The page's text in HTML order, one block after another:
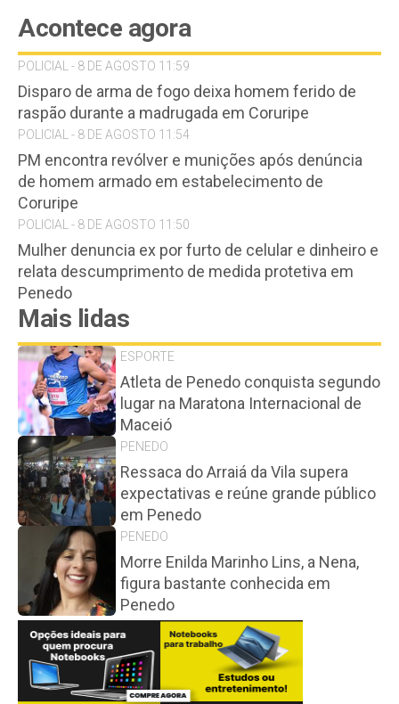
Acontece agora
POLICIAL - 8 DE AGOSTO 11:59
Disparo de arma de fogo deixa homem ferido de
raspão durante a madrugada em Coruripe
POLICIAL - 8 DE AGOSTO 11:54
PM encontra revólver e munições após denúncia
de homem armado em estabelecimento de
Coruripe
POLICIAL - 8 DE AGOSTO 11:50
Mulher denuncia ex por furto de celular e dinheiro e
relata descumprimento de medida protetiva em
Penedo
Mais lidas
ESPORTE
Atleta de Penedo conquista segundo
lugar na Maratona Internacional de
Maceió
PENEDO
Ressaca do Arraiá da Vila supera
expectativas e reúne grande público
em Penedo
PENEDO
Morre Enilda Marinho Lins, a Nena,
figura bastante conhecida em
Penedo